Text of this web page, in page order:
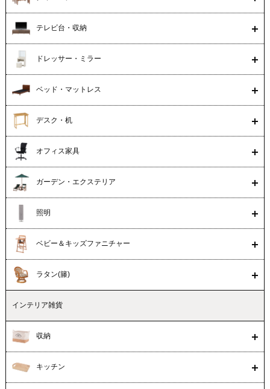
テレビ台・収納
ドレッサー・ミラー
ベッド・マットレス
デスク・机
オフィス家具
ガーデン・エクステリア
照明
ベビー＆キッズファニチャー
ラタン(籐)
インテリア雑貨
収納
キッチン